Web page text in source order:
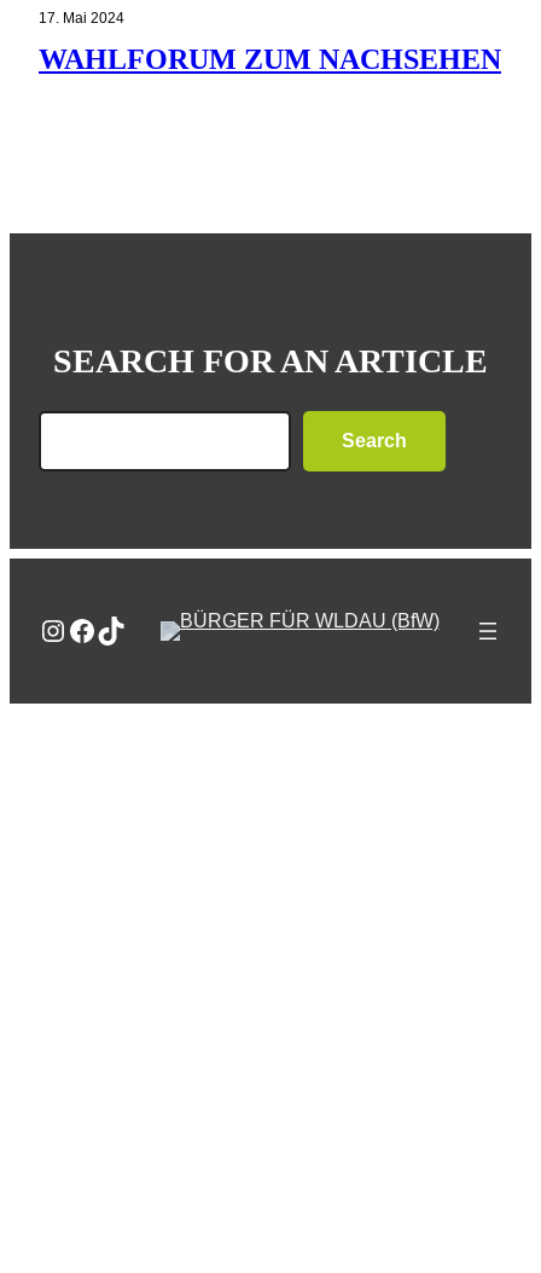
17. Mai 2024
WAHLFORUM ZUM NACHSEHEN
SEARCH FOR AN ARTICLE
Search
Instagram
Facebook
TikTok